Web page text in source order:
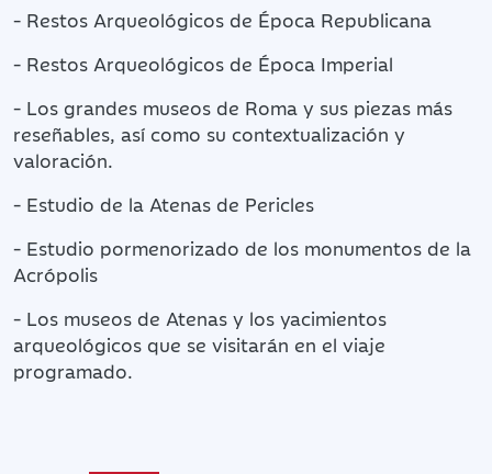
- Restos Arqueológicos de Época Republicana
- Restos Arqueológicos de Época Imperial
- Los grandes museos de Roma y sus piezas más
reseñables, así como su contextualización y
valoración.
- Estudio de la Atenas de Pericles
- Estudio pormenorizado de los monumentos de la
Acrópolis
- Los museos de Atenas y los yacimientos
arqueológicos que se visitarán en el viaje
programado.